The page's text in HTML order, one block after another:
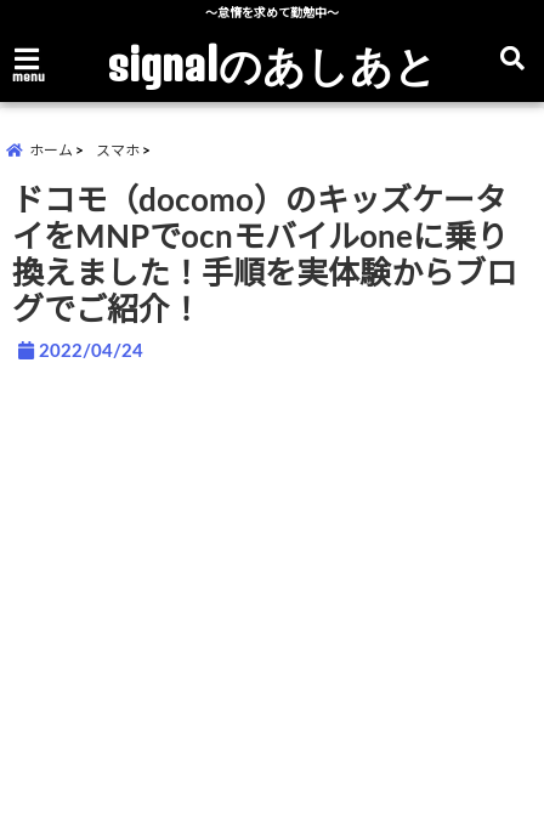
～怠惰を求めて勤勉中～
menu signalのあしあと
ホーム スマホ
ドコモ（docomo）のキッズケータ
イをMNPでocnモバイルoneに乗り
換えました！手順を実体験からブロ
グでご紹介！
2022/04/24